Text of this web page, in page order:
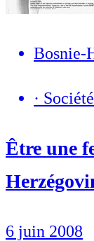
Bosnie-
· Société
Être une
6 juin 2008